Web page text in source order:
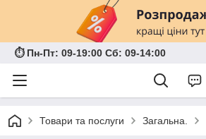
⏱ Пн-Пт: 09-19:00 Сб: 09-14:00
Товари та послуги Загальна.